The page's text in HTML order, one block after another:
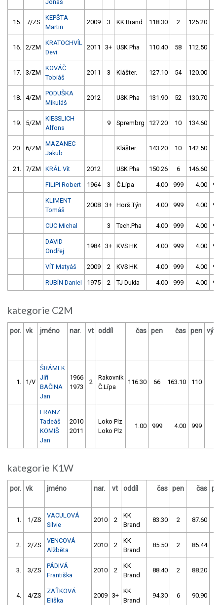
Jonáš
15. 7/ZS
KEPŠTA
Martin
2009 3 KK Brand 118.30 2 125.20
16. 2/ZM
KRATOCHVÍL
Devi
2011 3+ USK Pha 110.40 58 112.50
17. 3/ZM
KOVÁČ
Tobiáš
2011 3 Klášter. 127.10 54 120.00
18. 4/ZM
PODUŠKA
Mikuláš
2012 USK Pha 131.90 52 130.70
19. 5/ZM
KIESSLICH
Alfons
9 Sprembrg 127.20 10 134.60
20. 6/ZM
MAZANEC
Jakub
Klášter. 143.20 10 142.50
21. 7/ZM KRÁL Vít 2012 USK Pha 150.26 6 146.60
FILIPI Robert 1964 3 Č.Lípa 4.00 999 4.00
KLIMENT
Tomáš
2008 3+ Horš.Týn 4.00 999 4.00
CUC Michal 3 Tech.Pha 4.00 999 4.00
DAVID
Ondřej
1984 3+ KVS HK 4.00 999 4.00
VÍT Matyáš 2009 2 KVS HK 4.00 999 4.00
RUBÍN Daniel 1975 2 TJ Dukla 4.00 999 4.00
kategorie C2M
por. vk jméno nar. vt oddíl čas pen čas pen
1. 1/V
ŠRÁMEK
Jiří
BAČINA
Jan
1966
1973
2
Rakovník
Č.Lípa
116.30 66 163.10 110
FRANZ
Tadeáš
KOMIŠ
Jan
2010
2011
Loko Plz
Loko Plz
1.00 999 4.00 999
kategorie K1W
por. vk jméno nar. vt oddíl čas pen čas
1. 1/ZS
VACULOVÁ
Silvie
2010 2
KK
Brand
83.30 2 87.60
2. 2/ZS
VENCOVÁ
Alžběta
2010 2
KK
Brand
85.50 2 85.44
3. 3/ZS
PÁDIVÁ
Františka
2010 2
KK
Brand
88.40 2 88.20
4. 4/ZS
ZAŤKOVÁ
Eliška
2009 3+
KK
Brand
94.30 6 90.90